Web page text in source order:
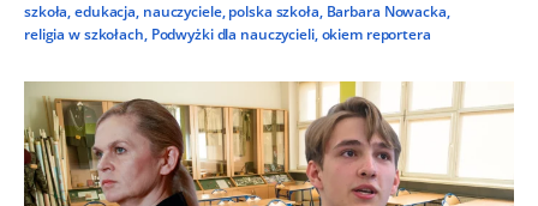
szkoła,edukacja, nauczyciele, polska szkoła, Barbara Nowacka,
religia w szkołach, Podwyżki dla nauczycieli,okiem reportera